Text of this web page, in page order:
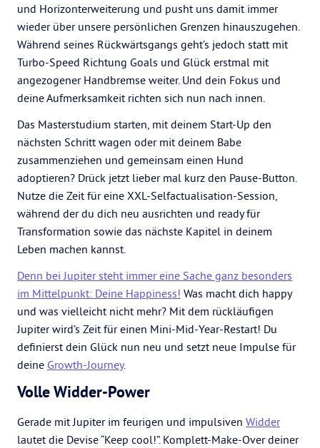
und Horizonterweiterung und pusht uns damit immer
wieder über unsere persönlichen Grenzen hinauszugehen.
Während seines Rückwärtsgangs geht’s jedoch statt mit
Turbo-Speed Richtung Goals und Glück erstmal mit
angezogener Handbremse weiter. Und dein Fokus und
deine Aufmerksamkeit richten sich nun nach innen.
Das Masterstudium starten, mit deinem Start-Up den
nächsten Schritt wagen oder mit deinem Babe
zusammenziehen und gemeinsam einen Hund
adoptieren? Drück jetzt lieber mal kurz den Pause-Button.
Nutze die Zeit für eine XXL-Selfactualisation-Session,
während der du dich neu ausrichten und ready für
Transformation sowie das nächste Kapitel in deinem
Leben machen kannst.
Denn bei Jupiter steht immer eine Sache ganz besonders
im Mittelpunkt: Deine Happiness! Was macht dich happy
und was vielleicht nicht mehr? Mit dem rückläufigen
Jupiter wird’s Zeit für einen Mini-Mid-Year-Restart! Du
definierst dein Glück nun neu und setzt neue Impulse für
deine Growth-Journey.
Volle Widder-Power
Gerade mit Jupiter im feurigen und impulsiven Widder
lautet die Devise “Keep cool!”. Komplett-Make-Over deiner